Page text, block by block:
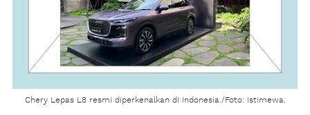
Chery Lepas L8 resmi diperkenalkan di Indonesia./Foto: Istimewa.